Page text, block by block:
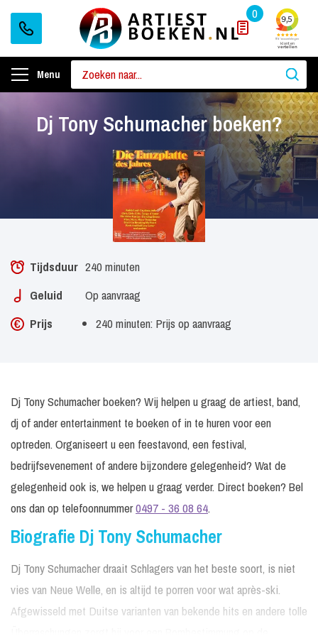
0
Menu
Dj Tony Schumacher boeken?
Tijdsduur 240 minuten
Geluid
Op aanvraag
Prijs
240 minuten: Prijs op aanvraag
Dj Tony Schumacher boeken? Wij helpen u graag de artiest, band,
dj of ander entertainment te boeken of in te huren voor een
optreden. Organiseert u een feestavond, een festival,
bedrijfsevenement of andere bijzondere gelegenheid? Wat de
gelegenheid ook is, we helpen u graag verder. Direct boeken? Bel
ons dan op telefoonnummer0497 - 36 08 64.
Biografie Dj Tony Schumacher
Dj Tony Schumacher draait Schlagers van het beste soort, is niet
vies van Neue Welle, en is altijd te porren voor wat après-ski.
Afgewisseld met Duitse varianten van bekende hits en andere tolle